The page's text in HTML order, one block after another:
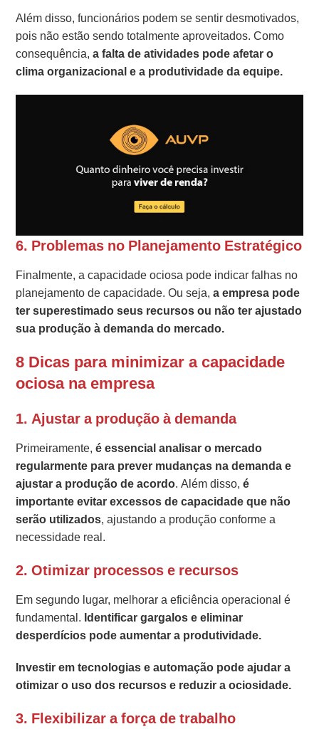
Além disso, funcionários podem se sentir desmotivados,
pois não estão sendo totalmente aproveitados. Como
consequência, a falta de atividades pode afetar o
clima organizacional e a produtividade da equipe.
6. Problemas no Planejamento Estratégico
Finalmente, a capacidade ociosa pode indicar falhas no
planejamento de capacidade. Ou seja, a empresa pode
ter superestimado seus recursos ou não ter ajustado
sua produção à demanda do mercado.
8 Dicas para minimizar a capacidade
ociosa na empresa
1.Ajustar a produção à demanda
Primeiramente,é essencial analisar o mercado
regularmente para prever mudanças na demanda e
ajustar a produção de acordo. Além disso, é
importante evitar excessos de capacidade que não
serão utilizados, ajustando a produção conforme a
necessidade real.
2.Otimizar processos e recursos
Em segundo lugar, melhorar a eficiência operacional é
fundamental. Identificar gargalos e eliminar
desperdícios pode aumentar a produtividade.
Investir em tecnologias e automação pode ajudar a
otimizar o uso dos recursos e reduzir a ociosidade.
3. Flexibilizar a força de trabalho